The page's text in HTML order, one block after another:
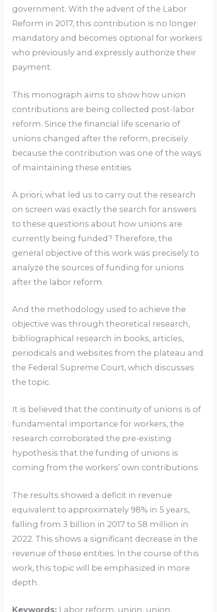
government. With the advent of the Labor
Reform in 2017, this contribution is no longer
mandatory and becomes optional for workers
who previously and expressly authorize their
payment.
This monograph aims to show how union
contributions are being collected post-labor
reform. Since the financial life scenario of
unions changed after the reform, precisely
because the contribution was one of the ways
of maintaining these entities.
A priori, what led us to carry out the research
on screen was exactly the search for answers
to these questions about how unions are
currently being funded? Therefore, the
general objective of this work was precisely to
analyze the sources of funding for unions
after the labor reform.
And the methodology used to achieve the
objective was through theoretical research,
bibliographical research in books, articles,
periodicals and websites from the plateau and
the Federal Supreme Court, which discusses
the topic.
It is believed that the continuity of unions is of
fundamental importance for workers, the
research corroborated the pre-existing
hypothesis that the funding of unions is
coming from the workers’ own contributions.
The results showed a deficit in revenue
equivalent to approximately 98% in 5 years,
falling from 3 billion in 2017 to 58 million in
2022. This shows a significant decrease in the
revenue of these entities. In the course of this
work, this topic will be emphasized in more
depth.
Keywords: Labor reform, union, union